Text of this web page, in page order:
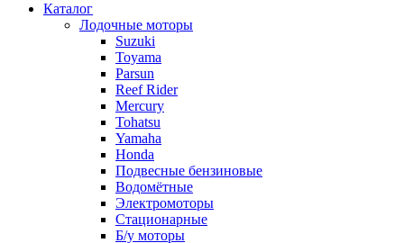
Каталог
Лодочные моторы
Suzuki
Toyama
Parsun
Reef Rider
Mercury
Tohatsu
Yamaha
Honda
Подвесные бензиновые
Водомётные
Электромоторы
Стационарные
Б/у моторы